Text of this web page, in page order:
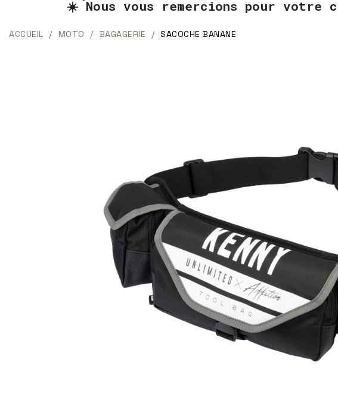
☀️ Nous vous remercions pour votre
ACCUEIL MOTO BAGAGERIE SACOCHE BANANE